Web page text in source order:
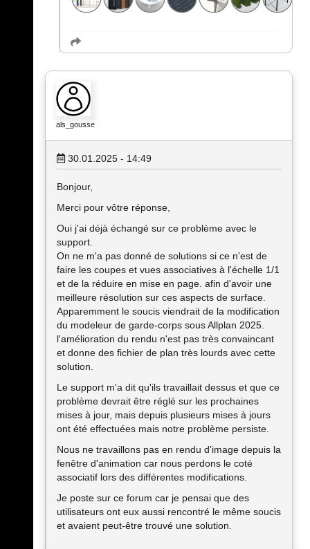
als_gousse
30.01.2025 - 14:49
Bonjour,
Merci pour vôtre réponse,
Oui j'ai déjà échangé sur ce problème avec le
support.
On ne m'a pas donné de solutions si ce n'est de
faire les coupes et vues associatives à l'échelle 1/1
et de la réduire en mise en page. afin d'avoir une
meilleure résolution sur ces aspects de surface.
Apparemment le soucis viendrait de la modification
du modeleur de garde-corps sous Allplan 2025.
l'amélioration du rendu n'est pas très convaincant
et donne des fichier de plan très lourds avec cette
solution.
Le support m'a dit qu'ils travaillait dessus et que ce
problème devrait être réglé sur les prochaines
mises à jour, mais depuis plusieurs mises à jours
ont été effectuées mais notre problème persiste.
Nous ne travaillons pas en rendu d'image depuis la
fenêtre d'animation car nous perdons le coté
associatif lors des différentes modifications.
Je poste sur ce forum car je pensai que des
utilisateurs ont eux aussi rencontré le même soucis
et avaient peut-être trouvé une solution.